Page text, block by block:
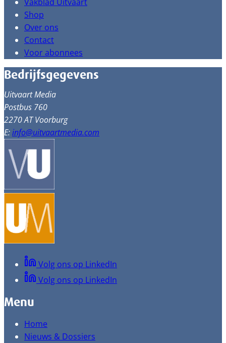
Shop
Over ons
Contact
Voor abonnees
Bedrijfsgegevens
Uitvaart Media
Postbus 760
2270 AT Voorburg
E:info@uitvaartmedia.com
Volg ons op LinkedIn
Volg ons op LinkedIn
Menu
Home
Nieuws & Dossiers